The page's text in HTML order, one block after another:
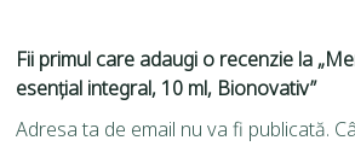
Fii primul care adaugi o recenzie la
esențial integral, 10 ml, Bionovativ”
Adresa ta de email nu va fi publicată.